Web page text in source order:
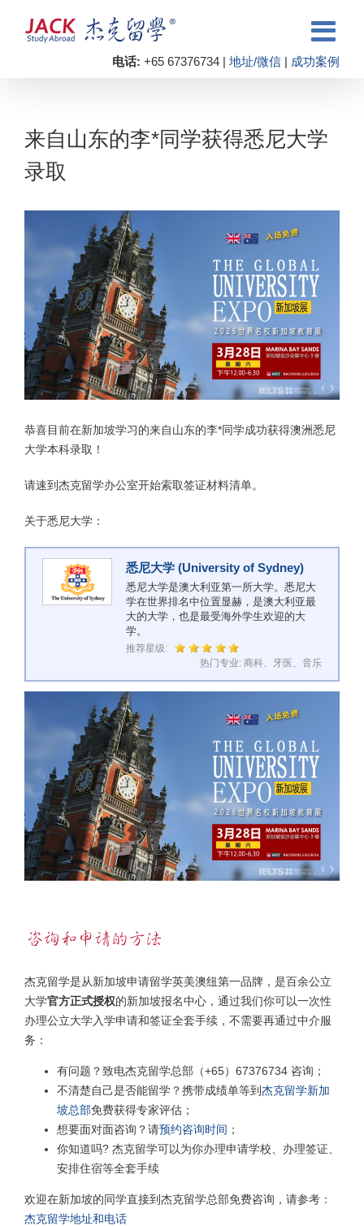
电话: +65 67376734 | 地址/微信 | 成功案例
来自山东的李*同学获得悉尼大学
录取
恭喜目前在新加坡学习的来自山东的李*同学成功获得澳洲悉尼
大学本科录取！
请速到杰克留学办公室开始索取签证材料清单。
关于悉尼大学：
悉尼大学 (University of Sydney)
悉尼大学是澳大利亚第一所大学。悉尼大
学在世界排名中位置显赫，是澳大利亚最
大的大学，也是最受海外学生欢迎的大
学。
推荐星级:
热门专业: 商科、牙医、音乐
杰克留学是从新加坡申请留学英美澳纽第一品牌，是百余公立
大学官方正式授权的新加坡报名中心，通过我们你可以一次性
办理公立大学入学申请和签证全套手续，不需要再通过中介服
务：
有问题？致电杰克留学总部（+65）67376734 咨询；
不清楚自己是否能留学？携带成绩单等到杰克留学新加
坡总部免费获得专家评估；
想要面对面咨询？请预约咨询时间 ；
你知道吗? 杰克留学可以为你办理申请学校、办理签证、
安排住宿等全套手续
欢迎在新加坡的同学直接到杰克留学总部免费咨询，请参考：
杰克留学地址和电话